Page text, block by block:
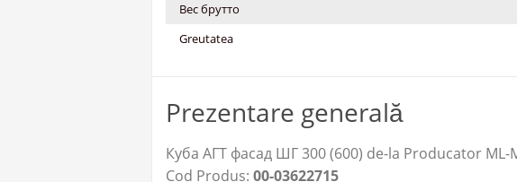
Вес брутто
Greutatea
Prezentare generală
Куба АГТ фасад ШГ 300 (600) de-la Producator
Cod Produs: 00-03622715